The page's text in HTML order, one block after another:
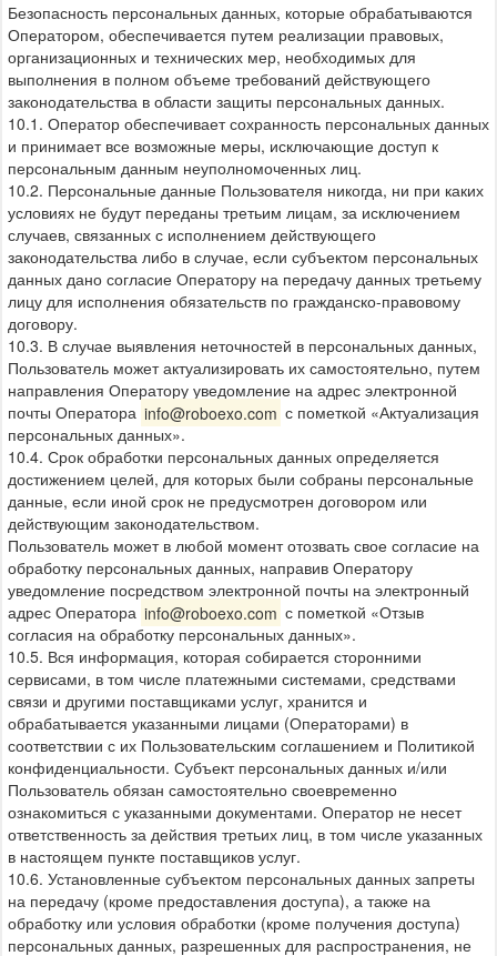
Безопасность персональных данных, которые обрабатываются
Оператором, обеспечивается путем реализации правовых,
организационных и технических мер, необходимых для
выполнения в полном объеме требований действующего
законодательства в области защиты персональных данных.
10.1. Оператор обеспечивает сохранность персональных данных
и принимает все возможные меры, исключающие доступ к
персональным данным неуполномоченных лиц.
10.2. Персональные данные Пользователя никогда, ни при каких
условиях не будут переданы третьим лицам, за исключением
случаев, связанных с исполнением действующего
законодательства либо в случае, если субъектом персональных
данных дано согласие Оператору на передачу данных третьему
лицу для исполнения обязательств по гражданско-правовому
договору.
10.3. В случае выявления неточностей в персональных данных,
Пользователь может актуализировать их самостоятельно, путем
направления Оператору уведомление на адрес электронной
почты Оператора info@roboexo.com с пометкой «Актуализация
персональных данных».
10.4. Срок обработки персональных данных определяется
достижением целей, для которых были собраны персональные
данные, если иной срок не предусмотрен договором или
действующим законодательством.
Пользователь может в любой момент отозвать свое согласие на
обработку персональных данных, направив Оператору
уведомление посредством электронной почты на электронный
адрес Оператора info@roboexo.com с пометкой «Отзыв
согласия на обработку персональных данных».
10.5. Вся информация, которая собирается сторонними
сервисами, в том числе платежными системами, средствами
связи и другими поставщиками услуг, хранится и
обрабатывается указанными лицами (Операторами) в
соответствии с их Пользовательским соглашением и Политикой
конфиденциальности. Субъект персональных данных и/или
Пользователь обязан самостоятельно своевременно
ознакомиться с указанными документами. Оператор не несет
ответственность за действия третьих лиц, в том числе указанных
в настоящем пункте поставщиков услуг.
10.6. Установленные субъектом персональных данных запреты
на передачу (кроме предоставления доступа), а также на
обработку или условия обработки (кроме получения доступа)
персональных данных, разрешенных для распространения, не